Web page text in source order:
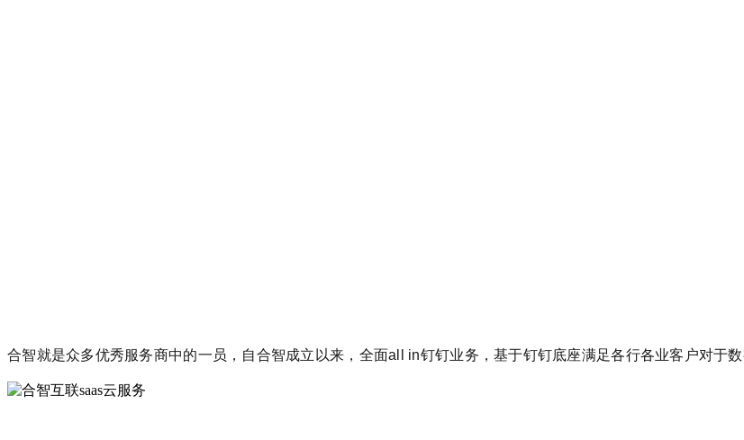
合智就是众多优秀服务商中的一员，自合智成立以来，全面all in钉钉业务，基于钉钉底座满足各行各业客户对于